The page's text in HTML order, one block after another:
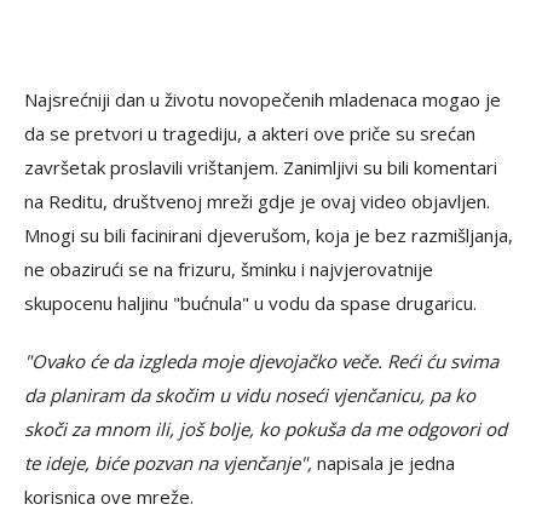
Najsrećniji dan u životu novopečenih mladenaca mogao je
da se pretvori u tragediju, a akteri ove priče su srećan
završetak proslavili vrištanjem. Zanimljivi su bili komentari
na Reditu, društvenoj mreži gdje je ovaj video objavljen.
Mnogi su bili facinirani djeverušom, koja je bez razmišljanja,
ne obazirući se na frizuru, šminku i najvjerovatnije
skupocenu haljinu "bućnula" u vodu da spase drugaricu.
"Ovako će da izgleda moje djevojačko veče. Reći ću svima
da planiram da skočim u vidu noseći vjenčanicu, pa ko
skoči za mnom ili, još bolje, ko pokuša da me odgovori od
te ideje, biće pozvan na vjenčanje", napisala je jedna
korisnica ove mreže.